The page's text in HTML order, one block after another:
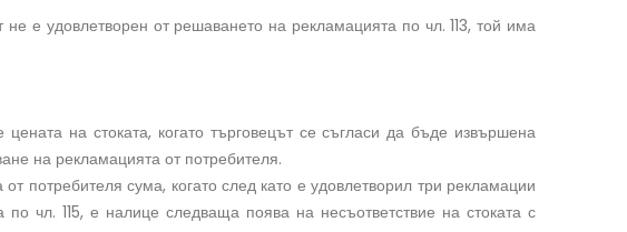
не е удовлетворен от решаването на рекламацията по чл. 113, той има
на стоката, когато търговецът се съгласи да бъде извършена
на рекламацията от потребителя.
потребителя сума, когато след като е удовлетворил три рекламации
чл. 115, е налице следваща поява на несъответствие на стоката с